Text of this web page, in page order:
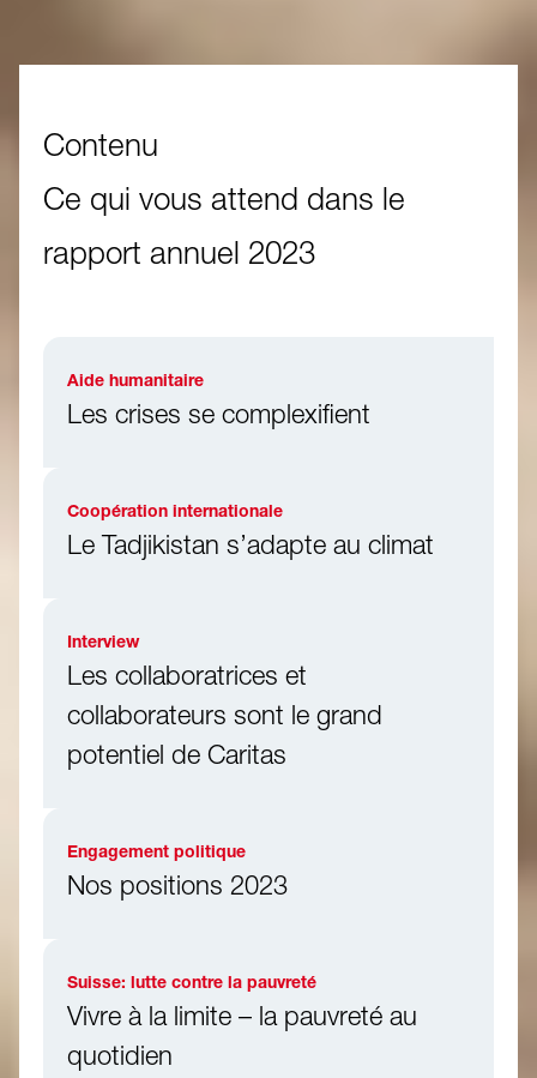
Contenu
Ce qui vous attend dans le
rapport annuel 2023
Aide humanitaire
Les crises se complexifient
Coopération internationale
Le Tadjikistan s’adapte au climat
Interview
Les collaboratrices et
collaborateurs sont le grand
potentiel de Caritas
Engagement politique
Nos positions 2023
Suisse: lutte contre la pauvreté
Vivre à la limite – la pauvreté au
quotidien